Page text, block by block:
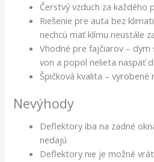
Čerstvý vzduch za každého
Riešenie pre auta bez
nechcú mať klímu neustále
Vhodné pre fajčiarov –
von a popol nelieta naspäť
Špičková kvalita – vyrobené
Nevýhody
Deflektory iba na zadné
nedajú
Deflektory nie je možné